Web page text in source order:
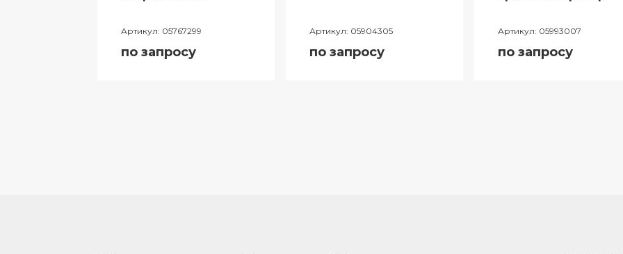
Артикул: 05767299
по запросу
Артикул: 05904305
по запросу
Артикул: 05993007
по запросу